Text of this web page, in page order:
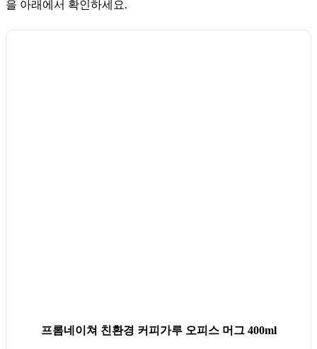
을 아래에서 확인하세요.
프롬네이쳐 친환경 커피가루 오피스 머그 400ml